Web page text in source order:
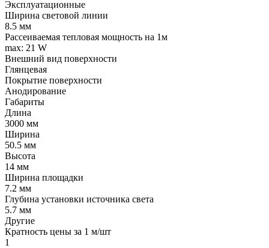
Эксплуатационные
Ширина световой линии
8.5 мм
Рассеиваемая тепловая мощность на 1м
max: 21 W
Внешний вид поверхности
Глянцевая
Покрытие поверхности
Анодирование
Габариты
Длина
3000 мм
Ширина
50.5 мм
Высота
14 мм
Ширина площадки
7.2 мм
Глубина установки источника света
5.7 мм
Другие
Кратность цены за 1 м/шт
1